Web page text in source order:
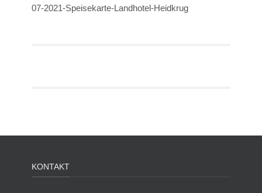
07-2021-Speisekarte-Landhotel-Heidkrug
KONTAKT